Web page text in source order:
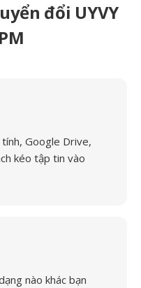
đổi UYVY
Google Drive,
kéo tập tin vào
nào khác bạn